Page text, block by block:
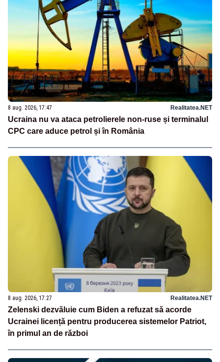
8 aug. 2026, 17:47 Realitatea.NET
Ucraina nu va ataca petrolierele non-ruse și terminalul
CPC care aduce petrol și în România
8 aug. 2026, 17:27 Realitatea.NET
Zelenski dezvăluie cum Biden a refuzat să acorde
Ucrainei licență pentru producerea sistemelor Patriot,
în primul an de război